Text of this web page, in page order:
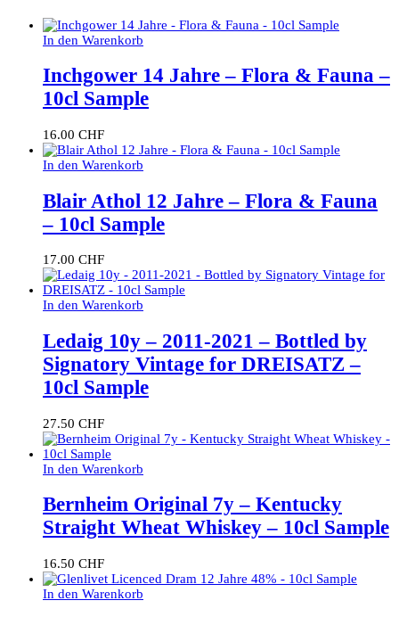
In den Warenkorb
Inchgower 14 Jahre – Flora & Fauna –
10cl Sample
16.00 CHF
In den Warenkorb
Blair Athol 12 Jahre – Flora & Fauna
– 10cl Sample
17.00 CHF
In den Warenkorb
Ledaig 10y – 2011-2021 – Bottled by
Signatory Vintage for DREISATZ –
10cl Sample
27.50 CHF
In den Warenkorb
Bernheim Original 7y – Kentucky
Straight Wheat Whiskey – 10cl Sample
16.50 CHF
In den Warenkorb